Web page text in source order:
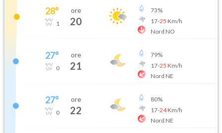
28°
1
ore
20
73%
17-25 Km/h
Nord NO
27°
0
ore
21
79%
17-25 Km/h
Nord NE
27°
0
ore
22
80%
17-24Km/h
Nord NE